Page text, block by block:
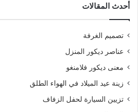
أحدث المقالات
تصميم الغرفة
عناصر ديكور المنزل
معنى ديكور فلامنغو
زينة عيد الميلاد في الهواء الطلق
تزيين السيارة لحفل الزفاف